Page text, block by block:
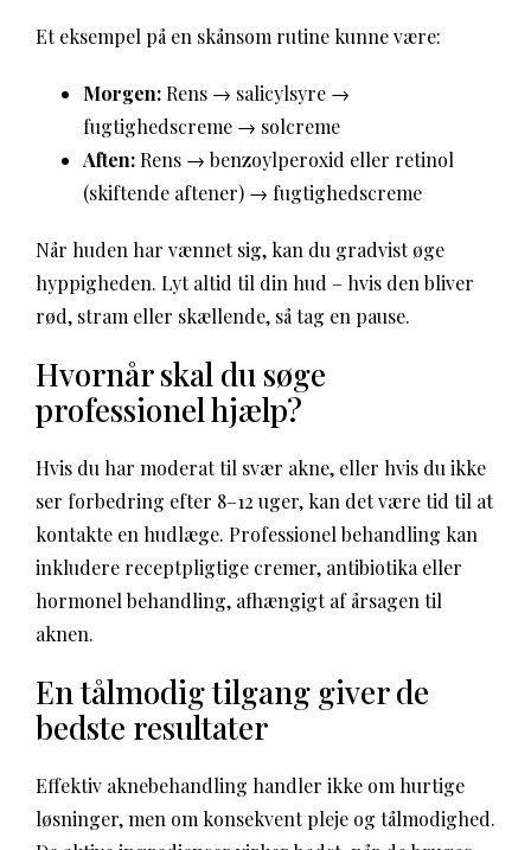
Et eksempel på en skånsom rutine kunne være:
Morgen: Rens → salicylsyre →
fugtighedscreme → solcreme
Aften: Rens → benzoylperoxid eller retinol
(skiftende aftener) → fugtighedscreme
Når huden har vænnet sig, kan du gradvist øge
hyppigheden. Lyt altid til din hud – hvis den bliver
rød, stram eller skællende, så tag en pause.
Hvornår skal du søge
professionel hjælp?
Hvis du har moderat til svær akne, eller hvis du ikke
ser forbedring efter 8–12 uger, kan det være tid til at
kontakte en hudlæge. Professionel behandling kan
inkludere receptpligtige cremer, antibiotika eller
hormonel behandling, afhængigt af årsagen til
aknen.
En tålmodig tilgang giver de
bedste resultater
Effektiv aknebehandling handler ikke om hurtige
løsninger, men om konsekvent pleje og tålmodighed.